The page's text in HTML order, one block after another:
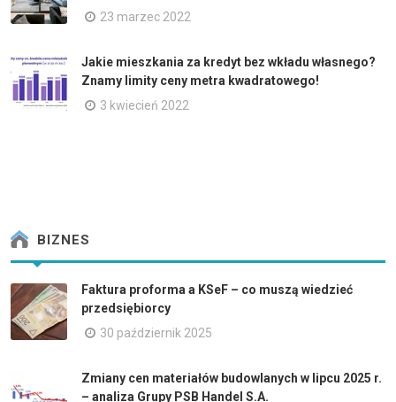
23 marzec 2022
Jakie mieszkania za kredyt bez wkładu własnego?
Znamy limity ceny metra kwadratowego!
3 kwiecień 2022
BIZNES
Faktura proforma a KSeF – co muszą wiedzieć
przedsiębiorcy
30 październik 2025
Zmiany cen materiałów budowlanych w lipcu 2025 r.
– analiza Grupy PSB Handel S.A.